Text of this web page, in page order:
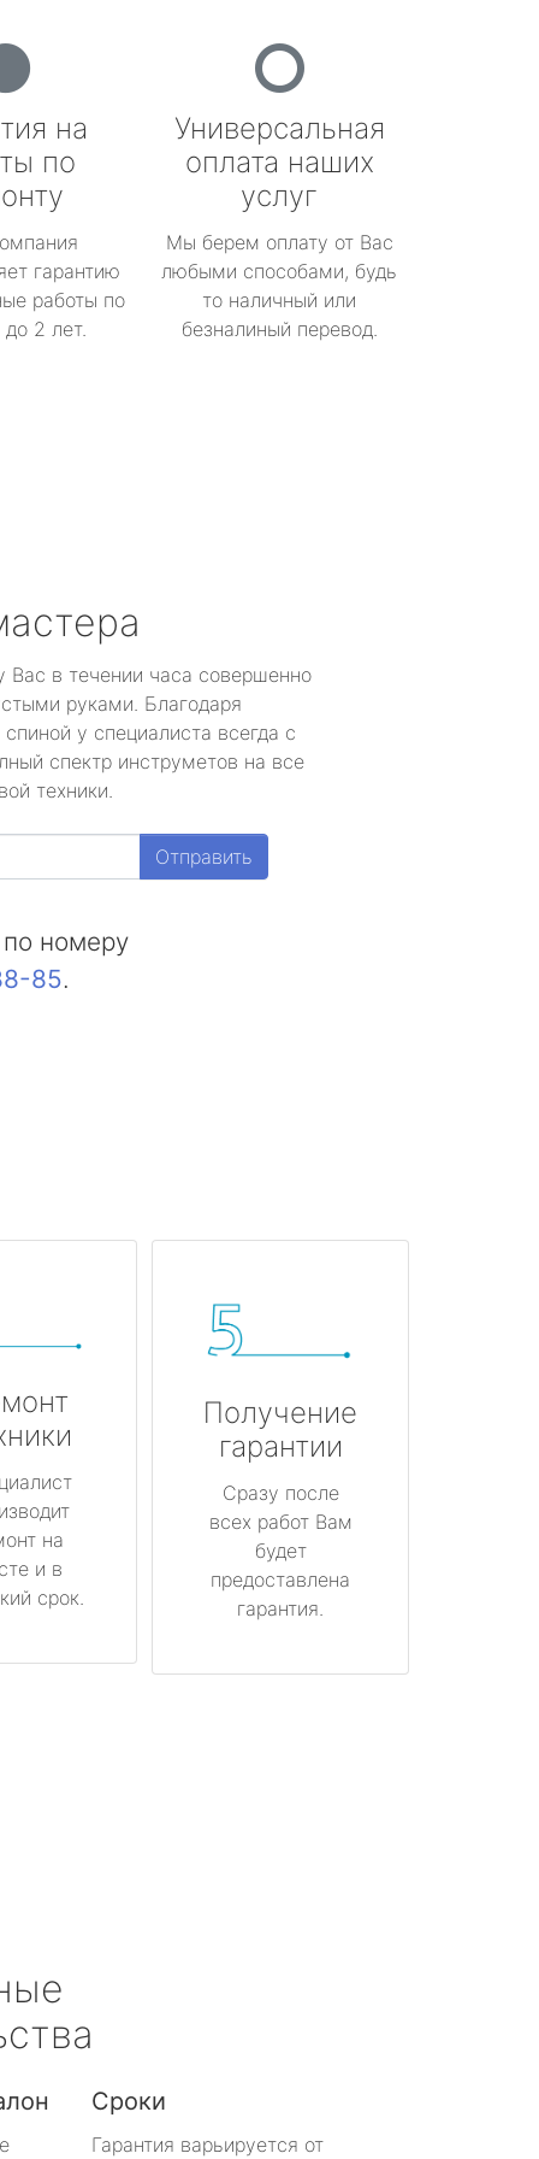
на
по
гарантию
работы по
2 лет.
Универсальная
оплата наших
услуг
Мы берем оплату от Вас
любыми способами, будь
то наличный или
безналиный перевод.
Вас в течении часа совершенно
руками. Благодаря
у специалиста всегда с
спектр инструметов на все
техники.
Отправить
номеру
85.
на
и в
срок.
Получение
гарантии
Сразу после
всех работ Вам
будет
предоставлена
гарантия.
Сроки
Гарантия варьируется от